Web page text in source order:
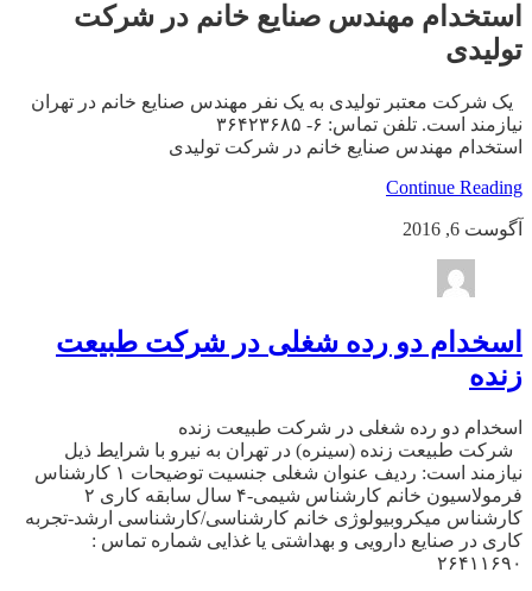
استخدام مهندس صنایع خانم در شرکت
تولیدی
یک شرکت معتبر تولیدی به یک نفر مهندس صنایع خانم در تهران
نیازمند است. تلفن تماس: ۶- ۳۶۴۲۳۶۸۵
استخدام مهندس صنایع خانم در شرکت تولیدی
Continue Reading
آگوست 6, 2016
اسخدام دو رده شغلی در شرکت طبیعت
زنده
اسخدام دو رده شغلی در شرکت طبیعت زنده
شرکت طبیعت زنده (سینره) در تهران به نیرو با شرایط ذیل
نیازمند است: ردیف عنوان شغلی جنسیت توضیحات ۱ کارشناس
فرمولاسیون خانم کارشناس شیمی-۴ سال سابقه کاری ۲
کارشناس میکروبیولوژی خانم کارشناسی/کارشناسی ارشد-تجربه
کاری در صنایع دارویی و بهداشتی یا غذایی شماره تماس :
۲۶۴۱۱۶۹۰